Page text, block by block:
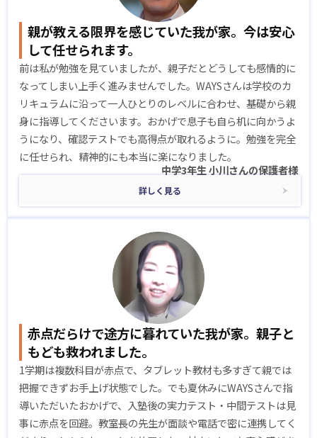
親が教える限界を感じていた我が家。今は安心
して任せられます。
前は私が勉強を見ていましたが、親子だとどうしても感情的に
なってしまい上手く進みませんでした。WAYSさんは学校のカ
リキュラムに沿って一人ひとりのレベルに合わせ、基礎から親
身に指導してくださいます。おかげで息子も自ら机に向かうよ
うになり、確認テストでも高得点が取れるように。勉強を完全
に任せられ、精神的にも本当に楽になりました。
中学3年生 小川さんの保護者様
詳しく見る
赤点だらけで途方に暮れていた我が家。親子と
もども救われました。
1学期は複数科目が赤点で、タブレット教材も多すぎて親では
把握できずお手上げ状態でした。でも夏休みにWAYSさんで指
導いただいたおかげで、入塾後の実力テスト・中間テストは見
事に赤点を回避。教室長の先生が面談や電話で密に連携してく